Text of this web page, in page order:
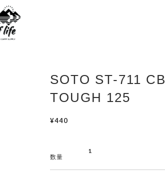
SOTO ST-711 CB
TOUGH 125
¥440
数量